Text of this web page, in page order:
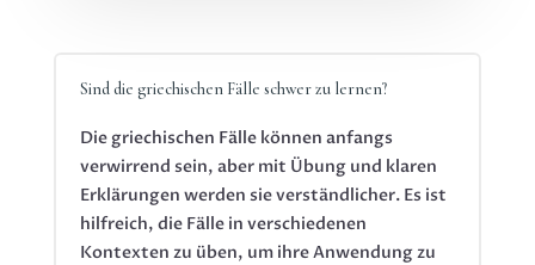
Sind die griechischen Fälle schwer zu lernen?
Die griechischen Fälle können anfangs
verwirrend sein, aber mit Übung und klaren
Erklärungen werden sie verständlicher. Es ist
hilfreich, die Fälle in verschiedenen
Kontexten zu üben, um ihre Anwendung zu